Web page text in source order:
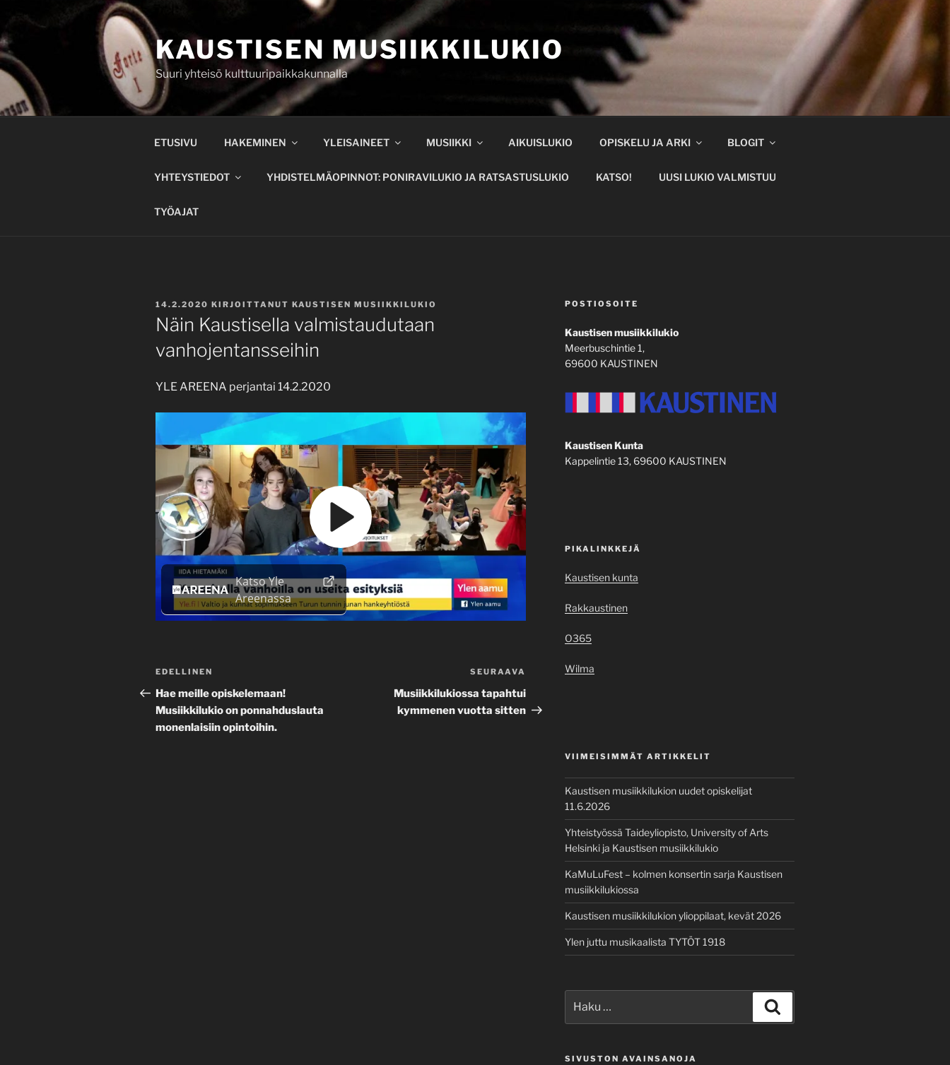
sisältöön
KAUSTISEN MUSIIKKILUKIO
Suuri yhteisö kulttuuripaikkakunnalla
ETUSIVU HAKEMINEN YLEISAINEET MUSIIKKI AIKUISLUKIO OPISKELU JA ARKI BLOGIT
YHTEYSTIEDOT YHDISTELMÄOPINNOT: PONIRAVILUKIO JA RATSASTUSLUKIO KATSO! UUSI LUKIO VALMISTUU
TYÖAJAT
JULKAISTU
14.2.2020 KIRJOITTANUT KAUSTISEN MUSIIKKILUKIO
Näin Kaustisella valmistaudutaan
vanhojentansseihin
YLE AREENA perjantai 14.2.2020
Videosoitin
Katso Yle
Areenassa
Artikkelien
selaus
Edellinen
artikkeli
EDELLINEN
Hae meille opiskelemaan!
Musiikkilukio on ponnahduslauta
monenlaisiin opintoihin.
Seuraava
artikkeli
SEURAAVA
Musiikkilukiossa tapahtui
kymmenen vuotta sitten
POSTIOSOITE
Kaustisen musiikkilukio
Meerbuschintie 1,
69600 KAUSTINEN
Kaustisen Kunta
Kappelintie 13, 69600 KAUSTINEN
PIKALINKKEJÄ
Kaustisen kunta
Rakkaustinen
O365
Wilma
VIIMEISIMMÄT ARTIKKELIT
Kaustisen musiikkilukion uudet opiskelijat
11.6.2026
Yhteistyössä Taideyliopisto, University of Arts
Helsinki ja Kaustisen musiikkilukio
KaMuLuFest – kolmen konsertin sarja Kaustisen
musiikkilukiossa
Kaustisen musiikkilukion ylioppilaat, kevät 2026
Ylen juttu musikaalista TYTÖT 1918
SIVUSTON AVAINSANOJA